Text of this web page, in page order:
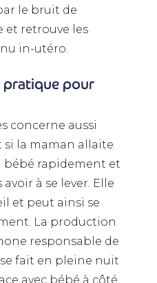
le bruit de
et retrouve les
in-utéro.
pratique pour
concerne aussi
si la maman allaite
bébé rapidement et
à se lever. Elle
et peut ainsi se
La production
responsable de
fait en pleine nuit
avec bébé à côté